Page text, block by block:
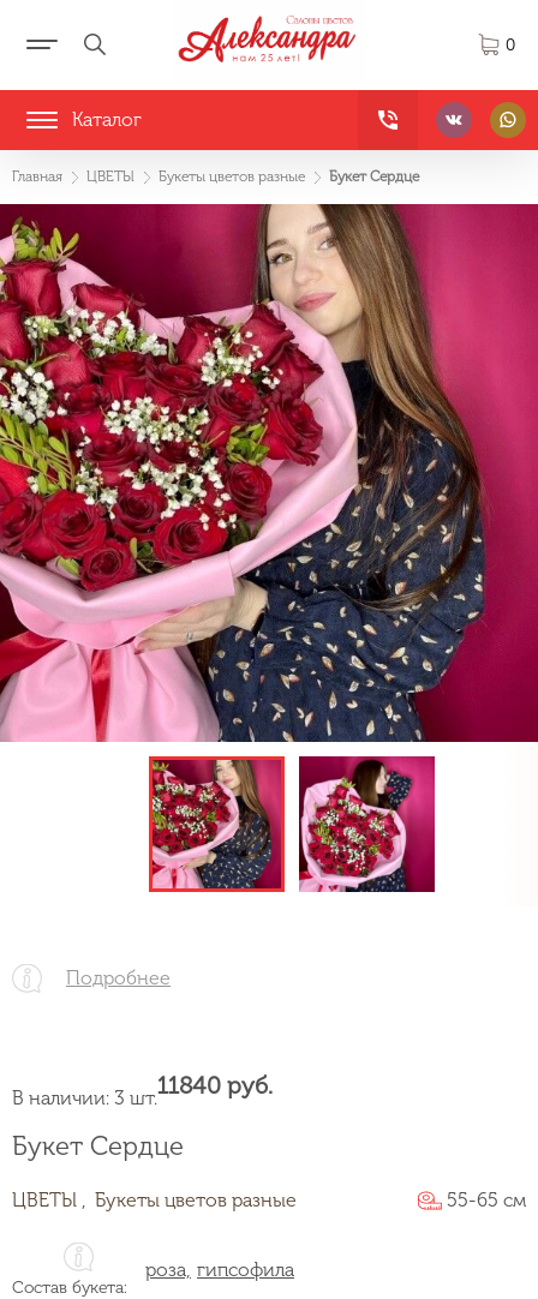
0
Каталог
Главная ЦВЕТЫ Букеты цветов разные Букет Сердце
Подробнее
Букет Сердце
ЦВЕТЫ , Букеты цветов разные 55-65 см
Состав букета:
роза, гипсофила
В наличии: 3 шт.11840 руб.